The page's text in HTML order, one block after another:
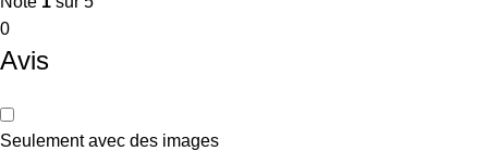
0
Avis
Seulement avec des images